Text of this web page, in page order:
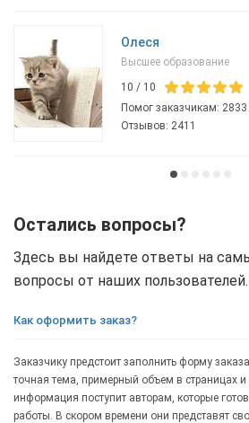
Олеся
Высшее образование
10 / 10
Помог заказчикам: 2833
Отзывов: 2411
Остались вопросы?
Здесь вы найдете ответы на
вопросы от наших пользователей.
Как оформить заказ?
Заказчику предстоит заполнить форму
точная тема, примерный объем в страницах
информация поступит авторам, которые
работы. В скором времени они представят